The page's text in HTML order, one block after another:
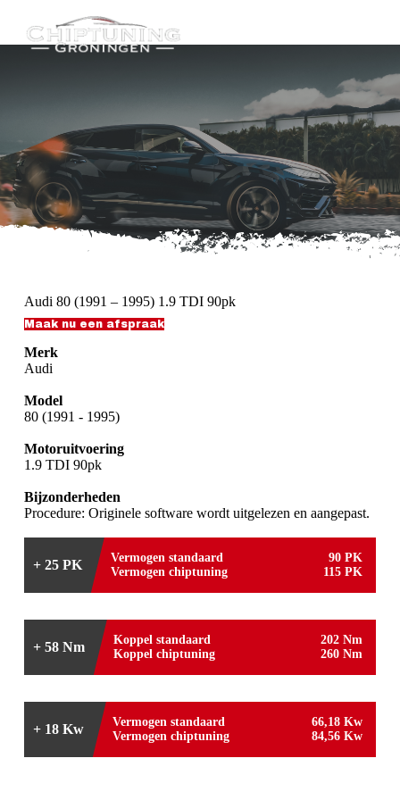
n
i
n
h
u
d
Audi 80 (1991 – 1995) 1.9 TDI 90pk
Maak nu een afspraak
Merk
Audi
Model
80 (1991 - 1995)
Motoruitvoering
1.9 TDI 90pk
Bijzonderheden
Procedure: Originele software wordt uitgelezen en aangepast.
+ 25 PK Vermogen standaard
90 PK
Vermogen chiptuning
115 PK
+ 58 Nm Koppel standaard
202 Nm
Koppel chiptuning
260 Nm
+ 18 Kw Vermogen standaard
66,18 Kw
Vermogen chiptuning
84,56 Kw